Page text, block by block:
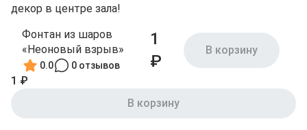
декор в центре зала!
Фонтан из шаров
«Неоновый взрыв»
0.0 0 отзывов
1
₽
В корзину
1 ₽
В корзину